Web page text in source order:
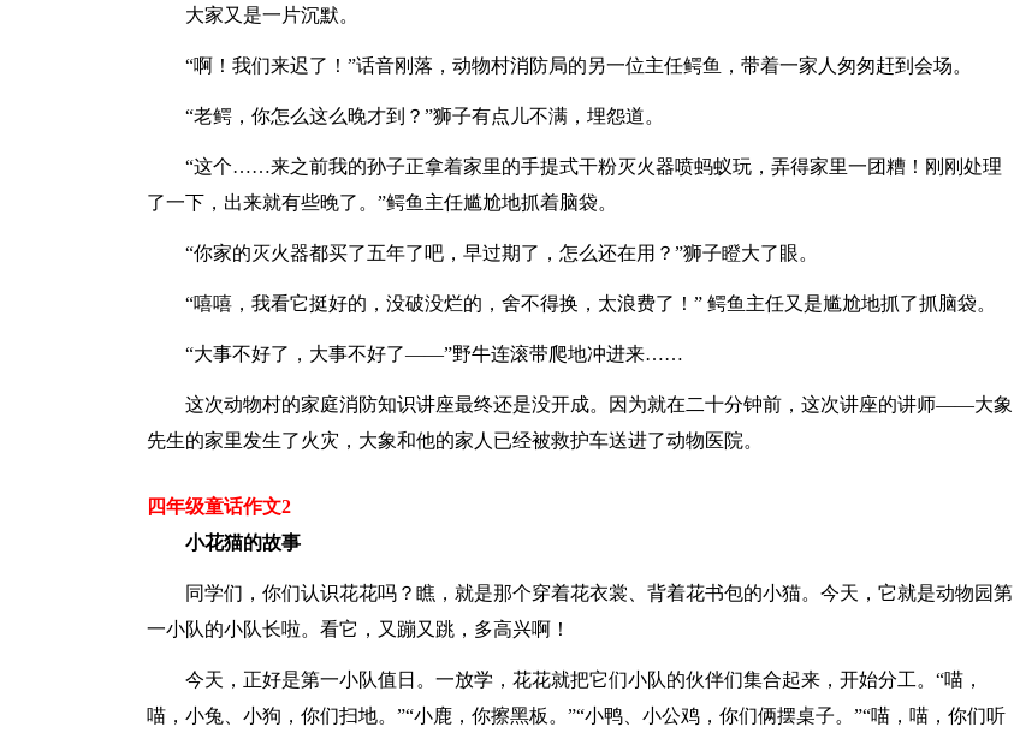
大家又是一片沉默。
“啊！我们来迟了！”话音刚落，动物村消防局的另一位主任鳄鱼，带着一家人匆匆赶到会场。
“老鳄，你怎么这么晚才到？”狮子有点儿不满，埋怨道。
“这个……来之前我的孙子正拿着家里的手提式干粉灭火器喷蚂蚁玩，弄得家里一团糟！刚刚处理
了一下，出来就有些晚了。”鳄鱼主任尴尬地抓着脑袋。
“你家的灭火器都买了五年了吧，早过期了，怎么还在用？”狮子瞪大了眼。
“嘻嘻，我看它挺好的，没破没烂的，舍不得换，太浪费了！” 鳄鱼主任又是尴尬地抓了抓脑袋。
“大事不好了，大事不好了——”野牛连滚带爬地冲进来……
这次动物村的家庭消防知识讲座最终还是没开成。因为就在二十分钟前，这次讲座的讲师——大象
先生的家里发生了火灾，大象和他的家人已经被救护车送进了动物医院。
四年级童话作文2
小花猫的故事
同学们，你们认识花花吗？瞧，就是那个穿着花衣裳、背着花书包的小猫。今天，它就是动物园第
一小队的小队长啦。看它，又蹦又跳，多高兴啊！
今天，正好是第一小队值日。一放学，花花就把它们小队的伙伴们集合起来，开始分工。“喵，
喵，小兔、小狗，你们扫地。”“小鹿，你擦黑板。”“小鸭、小公鸡，你们俩摆桌子。”“喵，喵，你们听